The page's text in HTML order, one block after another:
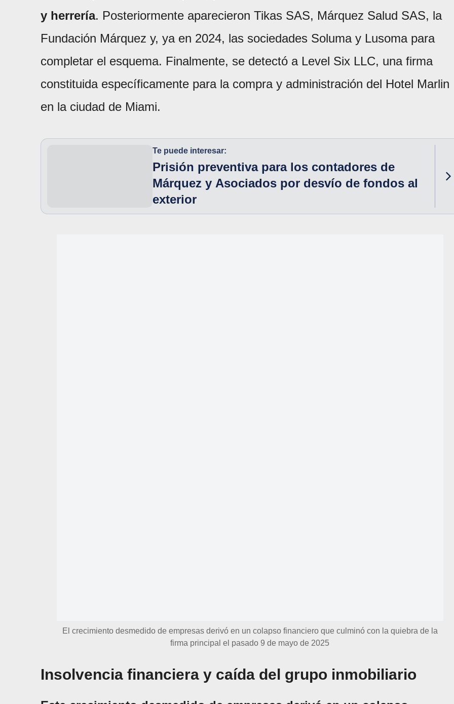
y herrería. Posteriormente aparecieron Tikas SAS, Márquez Salud SAS, la
Fundación Márquez y, ya en 2024, las sociedades Soluma y Lusoma para
completar el esquema. Finalmente, se detectó a Level Six LLC, una firma
constituida específicamente para la compra y administración del Hotel Marlin
en la ciudad de Miami.
Te puede interesar:
Prisión preventiva para los contadores de
Márquez y Asociados por desvío de fondos al
exterior
El crecimiento desmedido de empresas derivó en un colapso financiero que culminó con la quiebra de la
firma principal el pasado 9 de mayo de 2025
Insolvencia financiera y caída del grupo inmobiliario